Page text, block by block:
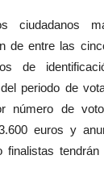
ciudadanos
de entre las
de
periodo de
número de
euros y
finalistas